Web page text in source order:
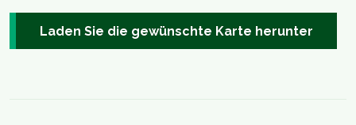
Laden Sie die gewünschte Karte herunter